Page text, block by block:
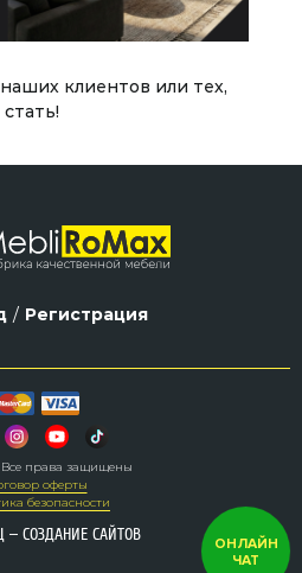
клиентов или тех,
/ Регистрация
права защищены
оферты
безопасности
– СОЗДАНИЕ САЙТОВ
– СОЗДАНИЕ САЙТОВ
ОНЛАЙН
ЧАТ